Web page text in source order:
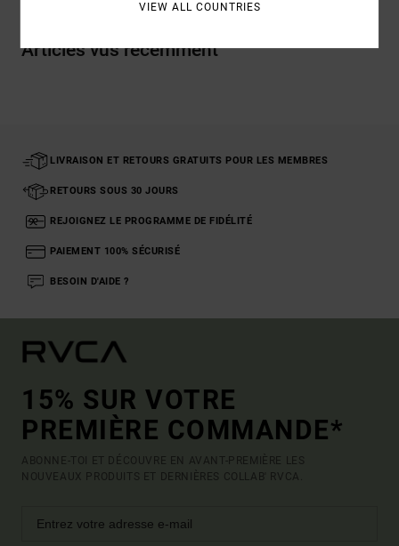
Articles vus récemment
LIVRAISON ET RETOURS GRATUITS POUR LES MEMBRES
RETOURS SOUS 30 JOURS
REJOIGNEZ LE PROGRAMME DE FIDÉLITÉ
PAIEMENT 100% SÉCURISÉ
BESOIN D'AIDE ?
15% SUR VOTRE
PREMIÈRE COMMANDE*
ABONNE-TOI ET DÉCOUVRE EN AVANT-PREMIÈRE LES
NOUVEAUX PRODUITS ET DERNIÈRES COLLAB' RVCA.
VIEW ALL COUNTRIES